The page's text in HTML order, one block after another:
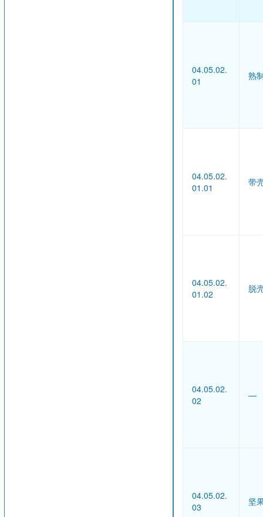
04.05.02.
01
熟
04.05.02.
01.01
带
04.05.02.
01.02
脱
04.05.02.
02
—
04.05.02.
03
坚